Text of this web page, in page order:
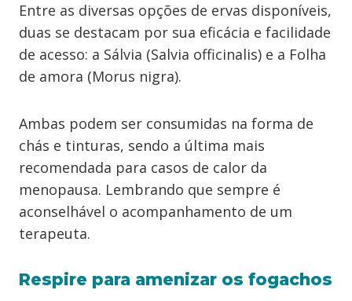
Entre as diversas opções de ervas disponíveis,
duas se destacam por sua eficácia e facilidade
de acesso: a Sálvia (Salvia officinalis) e a Folha
de amora (Morus nigra).
Ambas podem ser consumidas na forma de
chás e tinturas, sendo a última mais
recomendada para casos de calor da
menopausa. Lembrando que sempre é
aconselhável o acompanhamento de um
terapeuta.
Respire para amenizar os fogachos